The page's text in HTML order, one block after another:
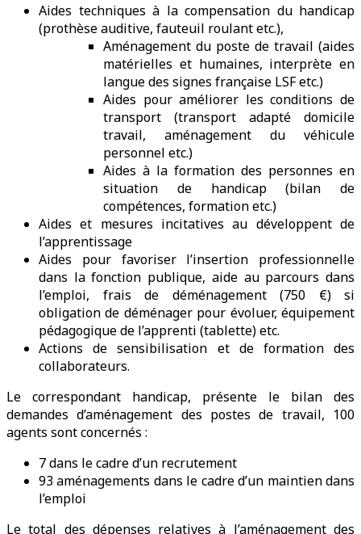
Aides techniques à la compensation du handicap
(prothèse auditive, fauteuil roulant etc.),
Aménagement du poste de travail (aides
matérielles et humaines, interprète en
langue des signes française LSF etc.)
Aides pour améliorer les conditions de
transport (transport adapté domicile
travail, aménagement du véhicule
personnel etc.)
Aides à la formation des personnes en
situation de handicap (bilan de
compétences, formation etc.)
Aides et mesures incitatives au développent de
l’apprentissage
Aides pour favoriser l’insertion professionnelle
dans la fonction publique, aide au parcours dans
l’emploi, frais de déménagement (750 €) si
obligation de déménager pour évoluer, équipement
pédagogique de l’apprenti (tablette) etc.
Actions de sensibilisation et de formation des
collaborateurs.
Le correspondant handicap, présente le bilan des
demandes d’aménagement des postes de travail, 100
agents sont concernés :
7 dans le cadre d’un recrutement
93 aménagements dans le cadre d’un maintien dans
l’emploi
Le total des dépenses relatives à l’aménagement des